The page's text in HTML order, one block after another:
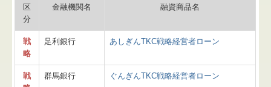
区
分
金融機関名 融資商品名
戦
略
足利銀行 あしぎんTKC戦略経営者ローン
戦
群馬銀行 ぐんぎんTKC戦略経営者ローン